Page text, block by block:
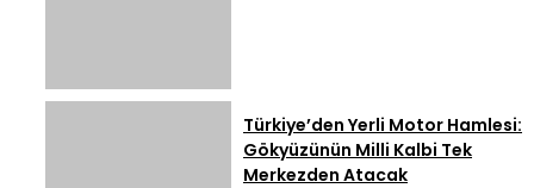
Türkiye’den Yerli Motor Hamlesi:
Gökyüzünün Milli Kalbi Tek
Merkezden Atacak